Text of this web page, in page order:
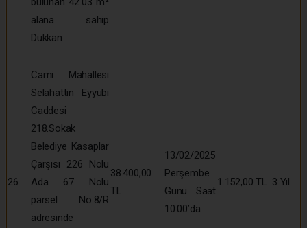
alana sahip
Dükkan
26
Cami Mahallesi
Selahattin Eyyubi
Caddesi
218.Sokak
Belediye Kasaplar
Çarşısı 226 Nolu
Ada 67 Nolu
parsel No:8/R
adresinde
38.400,00
TL
13/02/2025
Perşembe
Günü Saat
10:00’da
1.152,00 TL 3 Yıl